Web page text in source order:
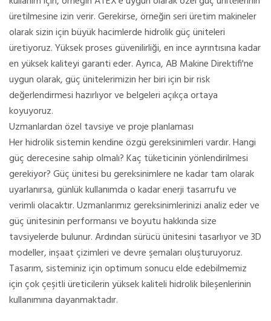
üretilmesine izin verir. Gerekirse, örneğin seri üretim makineler
olarak sizin için büyük hacimlerde hidrolik güç üniteleri
üretiyoruz. Yüksek proses güvenilirliği, en ince ayrıntısına kadar
en yüksek kaliteyi garanti eder. Ayrıca, AB Makine Direktifi'ne
uygun olarak, güç ünitelerimizin her biri için bir risk
değerlendirmesi hazırlıyor ve belgeleri açıkça ortaya
koyuyoruz.
Uzmanlardan özel tavsiye ve proje planlaması
Her hidrolik sistemin kendine özgü gereksinimleri vardır. Hangi
güç derecesine sahip olmalı? Kaç tüketicinin yönlendirilmesi
gerekiyor? Güç ünitesi bu gereksinimlere ne kadar tam olarak
uyarlanırsa, günlük kullanımda o kadar enerji tasarrufu ve
verimli olacaktır. Uzmanlarımız gereksinimlerinizi analiz eder ve
güç ünitesinin performansı ve boyutu hakkında size
tavsiyelerde bulunur. Ardından sürücü ünitesini tasarlıyor ve 3D
modeller, inşaat çizimleri ve devre şemaları oluşturuyoruz.
Tasarım, sisteminiz için optimum sonucu elde edebilmemiz
için çok çeşitli üreticilerin yüksek kaliteli hidrolik bileşenlerinin
kullanımına dayanmaktadır.